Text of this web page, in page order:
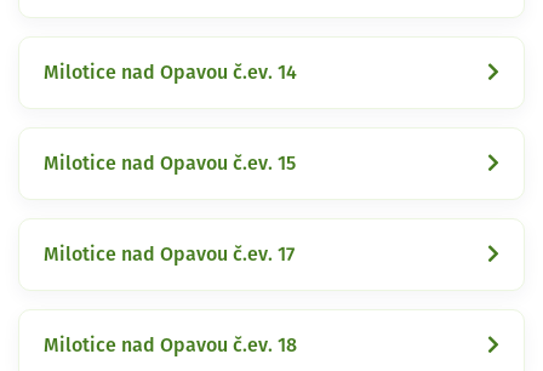
Milotice nad Opavou č.ev. 14
Milotice nad Opavou č.ev. 15
Milotice nad Opavou č.ev. 17
Milotice nad Opavou č.ev. 18